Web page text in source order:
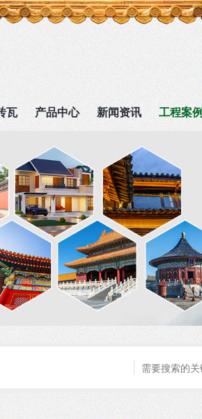
瓦 产品中心 新闻资讯 工程案例